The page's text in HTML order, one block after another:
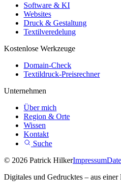
Software & KI
Websites
Druck & Gestaltung
Textilveredelung
Kostenlose Werkzeuge
Domain-Check
Textildruck-Preisrechner
Unternehmen
Über mich
Region & Orte
Wissen
Kontakt
Suche
© 2026 Patrick HilkerImpressum
Digitales und Gedrucktes – aus einer